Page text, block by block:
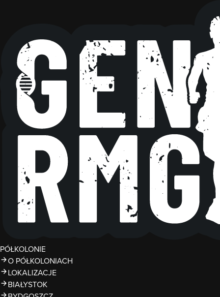
PÓŁKOLONIE
O PÓŁKOLONIACH
LOKALIZACJE
BIAŁYSTOK